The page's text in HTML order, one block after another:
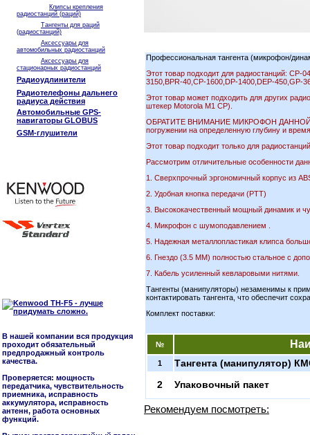
Клипсы крепления
радиостанций (раций)
Тангенты для раций
(радиостанций)
Аксессуары для
автомобильных радиостанций
Аксессуары для
стационарных радиостанций
Радиоудлинители
Радиотелефоны дальнего
радиуса действия
Автомобильные GPS-
навигаторы GLOBUS
GSM-глушители
В нашей компании вся продукция
проходит обязательный
предпродажный контроль
качества.
Проверяется: мощность
передатчика, чувствительность
приемника, исправность
аккумулятора, исправность
антенн, работа основных
функций.
Профессиональная тангента (микрофон/
Этот товар подходит для радиостанций: СР-
3150,BPR-40,CP-1600,DP-1400,DEP-450,GP-
Этот товар может подходить для других
штекер Motorola M1 CP).
ОБРАТИТЕ ВНИМАНИЕ МИКРОФОН ДАННОЙ
погружении на определенную глубину и
Этот товар подходит только для
Рассмотрим отличительные особенности
1. Сверхпрочный эргономичный корпус из
2. Удобная кнопка передачи (РТТ)
3. Высококачественный мощный динамик и
4. Микрофон с шумоподавлением .
5. Надежная металлопластикая клипса
6. Гнездо (3.5 ММ) полностью стальное с
7. Кабель усиленный кевларовыми нитями.
Тангенты (манипуляторы) незаменимы к
контактировать тангента, что обеспечит
Комплект поставки:
№
1
Тангента (манипулятор)
2
Упаковочный пакет
Рекомендуем посмотреть: